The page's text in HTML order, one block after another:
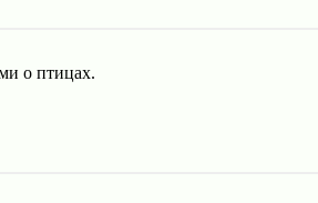
о птицах.